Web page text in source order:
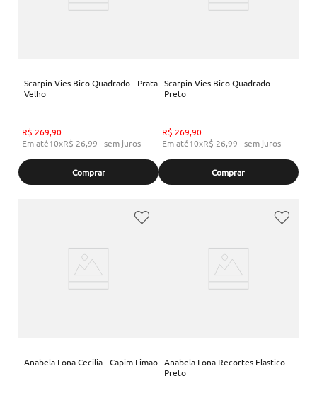
Scarpin Vies Bico Quadrado - Prata
Velho
R$ 269,90
Em até10xR$ 26,99 sem juros
Comprar
Scarpin Vies Bico Quadrado -
Preto
R$ 269,90
Em até10xR$ 26,99 sem juros
Comprar
Anabela Lona Cecilia - Capim Limao Anabela Lona Recortes Elastico -
Preto